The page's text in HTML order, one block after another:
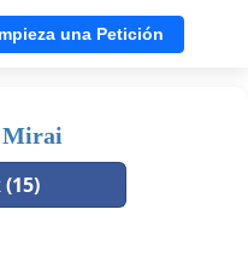
una Petición
Mirai